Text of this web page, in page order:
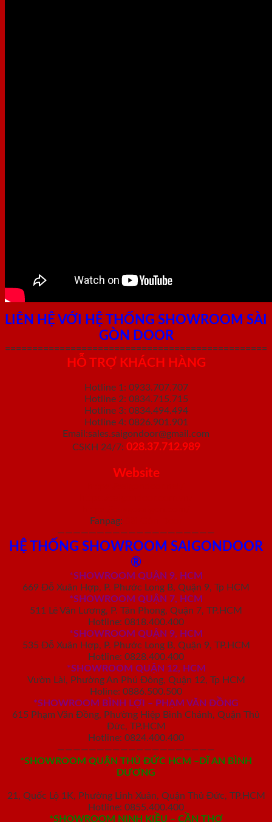
LIÊN HỆ VỚI HỆ THỐNG SHOWROOM SÀI
GÒN DOOR
================================================
HỖ TRỢ KHÁCH HÀNG
Hotline 1: 0933.707.707
Hotline 2: 0834.715.715
Hotline 3: 0834.494.494
Hotline 4: 0826.901.901
Email:sales.saigondoor@gmail.com
CSKH 24/7: 028.37.712.989
Website
Fanpag:
————————————————————
HỆ THỐNG SHOWROOM SAIGONDOOR
®
*SHOWROOM QUẬN 9, HCM
669 Đỗ Xuân Hợp, P. Phước Long B, Quận 9, Tp HCM
*SHOWROOM QUẬN 7, HCM
511 Lê Văn Lương, P. Tân Phong, Quận 7, TP.HCM
Hotline: 0818.400.400
*SHOWROOM QUẬN 9, HCM
535 Đỗ Xuân Hợp, P. Phước Long B, Quận 9, TP.HCM
Hotline: 0828.400.400
*SHOWROOM QUẬN 12, HCM
Vườn Lài, Phường An Phú Đông, Quận 12, Tp HCM
Holine: 0886.500.500
*SHOWROOM BÌNH LỢI – PHẠM VĂN ĐỒNG
615 Phạm Văn Đồng, Phường Hiệp Bình Chánh, Quận Thủ
Đức, TP.HCM
Hotline: 0824.400.400
————————————————————
*SHOWROOM QUẬN THỦ ĐỨC HCM –DĨ AN BÌNH
DƯƠNG
21, Quốc Lộ 1K, Phường Linh Xuân, Quận Thủ Đức, TP.HCM
Hotline: 0855.400.400
*SHOWROOM NINH KIỀU – CẦN THƠ